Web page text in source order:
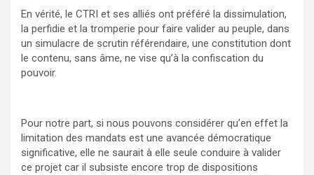
En vérité, le CTRI et ses alliés ont préféré la dissimulation,
la perfidie et la tromperie pour faire valider au peuple, dans
un simulacre de scrutin référendaire, une constitution dont
le contenu, sans âme, ne vise qu’à la confiscation du
pouvoir.
Pour notre part, si nous pouvons considérer qu’en effet la
limitation des mandats est une avancée démocratique
significative, elle ne saurait à elle seule conduire à valider
ce projet car il subsiste encore trop de dispositions